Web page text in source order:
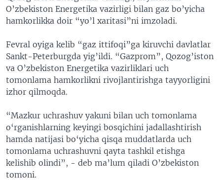
O’zbekiston Energetika vazirligi bilan gaz bo’yicha
hamkorlikka doir “yo’l xaritasi”ni imzoladi.
Fevral oyiga kelib “gaz ittifoqi”ga kiruvchi davlatlar
Sankt-Peterburgda yig’ildi. “Gazprom”, Qozog’iston
va O’zbekiston Energetika vazirliklari uch
tomonlama hamkorlikni rivojlantirishga tayyorligini
izhor qilmoqda.
“Mazkur uchrashuv yakuni bilan uch tomonlama
o‘rganishlarning keyingi bosqichini jadallashtirish
hamda natijasi bo‘yicha qisqa muddatlarda uch
tomonlama uchrashuvni qayta tashkil etishga
kelishib olindi”, - deb ma’lum qiladi O’zbekiston
tomoni.